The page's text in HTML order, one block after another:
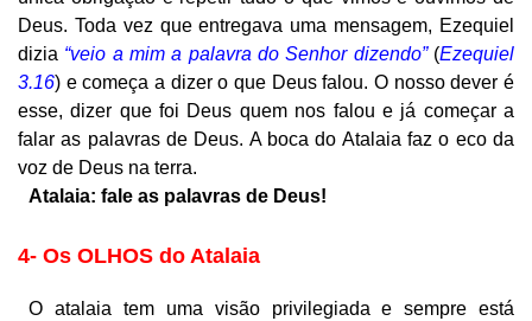
Deus. Toda vez que entregava uma mensagem, Ezequiel
dizia “veio a mim a palavra do Senhor dizendo” (Ezequiel
3.16) e começa a dizer o que Deus falou. O nosso dever é
esse, dizer que foi Deus quem nos falou e já começar a
falar as palavras de Deus. A boca do Atalaia faz o eco da
voz de Deus na terra.
Atalaia: fale as palavras de Deus!
4- Os OLHOS do Atalaia
O atalaia tem uma visão privilegiada e sempre está